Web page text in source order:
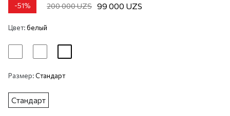
-51% 200 000 UZS 99 000 UZS
Цвет:белый
Размер:Стандарт
Стандарт